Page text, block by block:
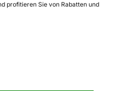
profitieren Sie von Rabatten und